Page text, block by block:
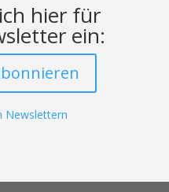
hier für
ein:
Newslettern